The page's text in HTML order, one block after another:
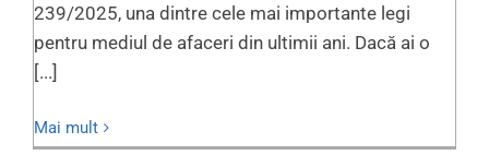
239/2025, una dintre cele mai importante legi
pentru mediul de afaceri din ultimii ani. Dacă ai o
[...]
Mai mult